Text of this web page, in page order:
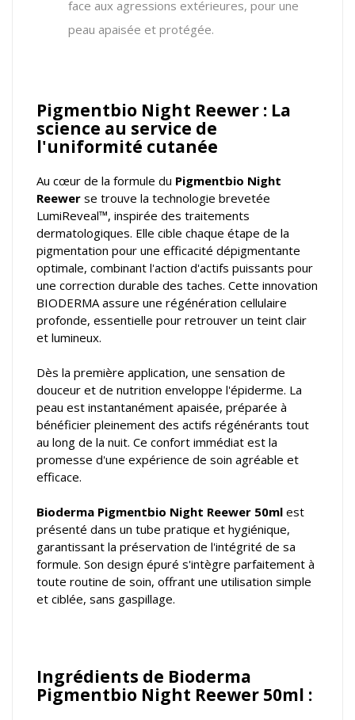
face aux agressions extérieures, pour une
peau apaisée et protégée.
Pigmentbio Night Reewer : La
science au service de
l'uniformité cutanée
Au cœur de la formule du Pigmentbio Night
Reewer se trouve la technologie brevetée
LumiReveal™, inspirée des traitements
dermatologiques. Elle cible chaque étape de la
pigmentation pour une efficacité dépigmentante
optimale, combinant l'action d'actifs puissants pour
une correction durable des taches. Cette innovation
BIODERMA assure une régénération cellulaire
profonde, essentielle pour retrouver un teint clair
et lumineux.
Dès la première application, une sensation de
douceur et de nutrition enveloppe l'épiderme. La
peau est instantanément apaisée, préparée à
bénéficier pleinement des actifs régénérants tout
au long de la nuit. Ce confort immédiat est la
promesse d'une expérience de soin agréable et
efficace.
Bioderma Pigmentbio Night Reewer 50ml est
présenté dans un tube pratique et hygiénique,
garantissant la préservation de l'intégrité de sa
formule. Son design épuré s'intègre parfaitement à
toute routine de soin, offrant une utilisation simple
et ciblée, sans gaspillage.
Ingrédients de Bioderma
Pigmentbio Night Reewer 50ml :